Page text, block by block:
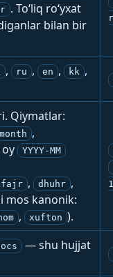
. To‘liq ro‘yxat
bilan bir
, ru , en , kk ,
Qiymatlar:
month ,
YYYY-MM
fajr , dhuhr ,
mos kanonik:
, xufton ).
— shu hujjat